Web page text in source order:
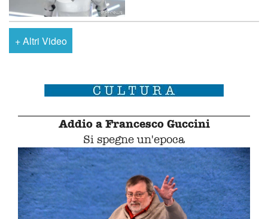
+Altri Video
Addio a Francesco Guccini
Si spegne un'epoca